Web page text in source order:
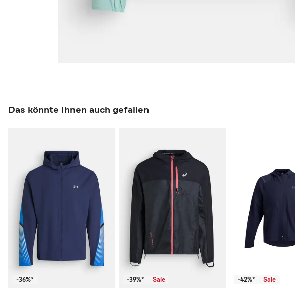
Das könnte Ihnen auch gefallen
-36%* -39%* Sale -42%* Sale